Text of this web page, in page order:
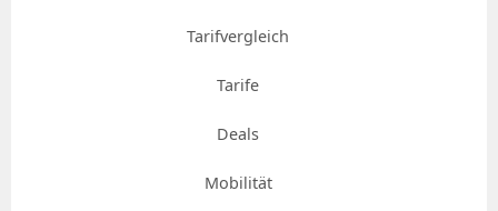
Tarifvergleich
Tarife
Deals
Mobilität